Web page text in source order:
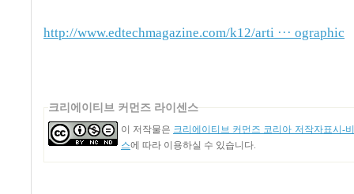
http://www.edtechmagazine.com/k12/arti ··· ographic
크리에이티브 커먼즈 라이센스
이 저작물은 크리에이티브 커먼즈 코리아 저작자표시-
스에 따라 이용하실 수 있습니다.